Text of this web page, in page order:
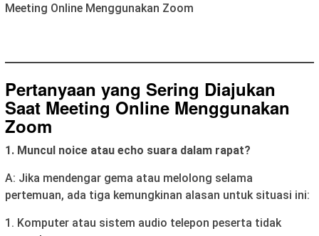
Meeting Online Menggunakan Zoom
Pertanyaan yang Sering Diajukan
Saat Meeting Online Menggunakan
Zoom
1. Muncul noice atau echo suara dalam rapat?
A: Jika mendengar gema atau melolong selama
pertemuan, ada tiga kemungkinan alasan untuk situasi ini:
1. Komputer atau sistem audio telepon peserta tidak